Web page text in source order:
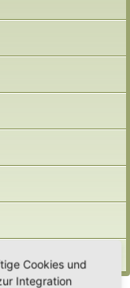
Cookies und
Integration